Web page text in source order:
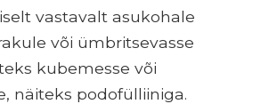
vastavalt asukohale
või ümbritsevasse
kubemesse või
näiteks podofülliiniga.